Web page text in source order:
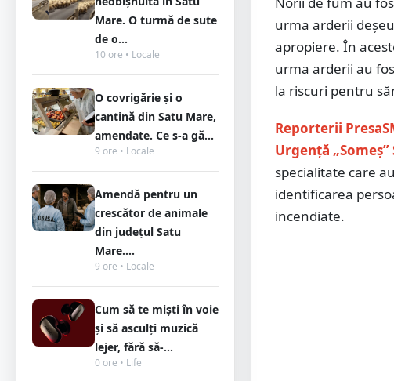
Mare. O turmă de sute
de o...
10 ore • Locale
O covrigărie și o
cantină din Satu Mare,
amendate. Ce s-a gă...
9 ore • Locale
Amendă pentru un
crescător de animale
din județul Satu
Mare....
9 ore • Locale
Cum să te miști în voie
și să asculți muzică
lejer, fără să-...
0 ore • Life
urma arderii
apropiere. În
urma arderii au
la riscuri pentru
Reporterii
Urgență „Someș”
specialitate care
identificarea
incendiate.